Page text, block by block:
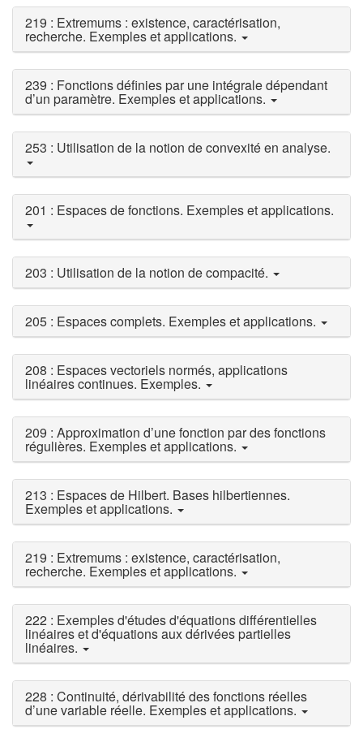
219 : Extremums : existence, caractérisation,
recherche. Exemples et applications.
239 : Fonctions définies par une intégrale dépendant
d’un paramètre. Exemples et applications.
253 : Utilisation de la notion de convexité en analyse.
201 : Espaces de fonctions. Exemples et applications.
203 : Utilisation de la notion de compacité.
205 : Espaces complets. Exemples et applications.
208 : Espaces vectoriels normés, applications
linéaires continues. Exemples.
209 : Approximation d’une fonction par des fonctions
régulières. Exemples et applications.
213 : Espaces de Hilbert. Bases hilbertiennes.
Exemples et applications.
219 : Extremums : existence, caractérisation,
recherche. Exemples et applications.
222 : Exemples d'études d'équations différentielles
linéaires et d'équations aux dérivées partielles
linéaires.
228 : Continuité, dérivabilité des fonctions réelles
d’une variable réelle. Exemples et applications.